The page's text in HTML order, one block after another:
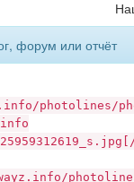
форум или отчёт
/photolines/
/